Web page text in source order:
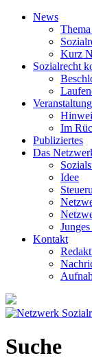
News
Kurz
Sozialrecht
Im
Publiziertes
Das
Idee
Kontakt
Suche